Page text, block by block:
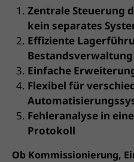
Zentrale Steuerung
kein separates
Effiziente
Bestandsverwaltung
Einfache
Flexibel für
Fehleranalyse in
Protokoll
Ob Kommissionierung,